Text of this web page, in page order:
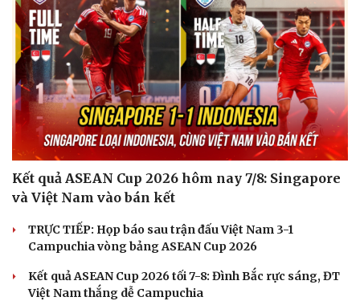
Kết quả ASEAN Cup 2026 hôm nay 7/8: Singapore
và Việt Nam vào bán kết
TRỰC TIẾP: Họp báo sau trận đấu Việt Nam 3-1
Campuchia vòng bảng ASEAN Cup 2026
Kết quả ASEAN Cup 2026 tối 7-8: Đình Bắc rực sáng, ĐT
Việt Nam thắng dễ Campuchia